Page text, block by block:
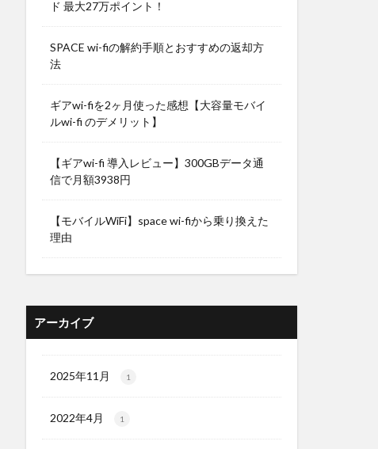
ド 最大27万ポイント！
SPACE wi-fiの解約手順とおすすめの返却方
法
ギアwi-fiを2ヶ月使った感想【大容量モバイ
ルwi-fi のデメリット】
【ギアwi-fi 導入レビュー】300GBデータ通
信で月額3938円
【モバイルWiFi】space wi-fiから乗り換えた
理由
アーカイブ
2025年11月 1
2022年4月 1